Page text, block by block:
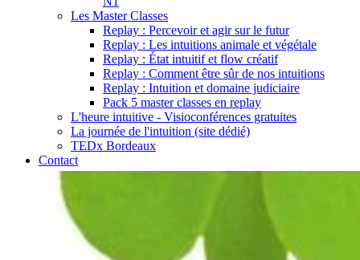
Les Master Classes
Replay : Percevoir et agir sur le futur
Replay : Les intuitions animale et végétale
Replay : État intuitif et flow créatif
Replay : Comment être sûr de nos intuitions
Replay : Intuition et domaine judiciaire
Pack 5 master classes en replay
L'heure intuitive - Visioconférences gratuites
La journée de l'intuition (site dédié)
TEDx Bordeaux
Contact